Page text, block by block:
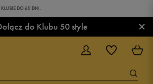
DO 60 DNI.
do Klubu 50 style ×